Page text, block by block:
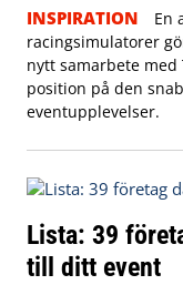
INSPIRATION
En
racingsimulatorer
nytt samarbete med
position på den
eventupplevelser.
Lista: 39
till ditt event